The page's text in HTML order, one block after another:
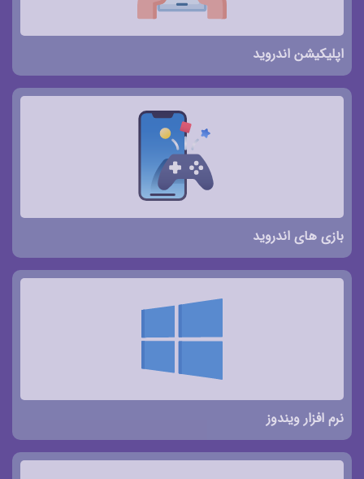
اپلیکیشن اندروید
بازی های اندروید
نرم افزار ویندوز